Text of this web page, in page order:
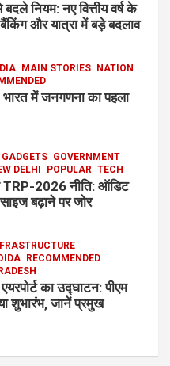
नियम: नए वित्तीय वर्ष के
और यात्रा में बड़े बदलाव
MAIN STORIES
NATION
में जनगणना का पहला
GADGETS GOVERNMENT
DELHI POPULAR TECH
TRP-2026 नीति: ऑडिट
बढ़ाने पर जोर
RECOMMENDED
का उद्घाटन: पीएम
शुभारंभ, जानें प्रमुख